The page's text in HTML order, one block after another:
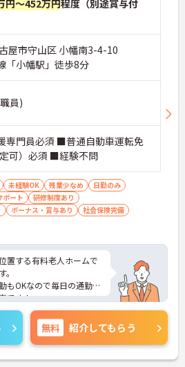
円～452万円程度（別途賞与付
屋市守山区 小幡南3-4-10
「小幡駅」徒歩8分
員)
専門員必須 ■普通自動車運転免
可）必須 ■経験不問
未経験OK 残業少なめ
日勤のみ
ポート
研修制度あり
ボーナス・賞与あり
社会保険完備
置する有料老人ホームで
もOKなので毎日の通勤も
です！
福利厚生も充実している
対策ポイントなど、さら
のでお気軽にご相談くだ
無料 紹介してもらう